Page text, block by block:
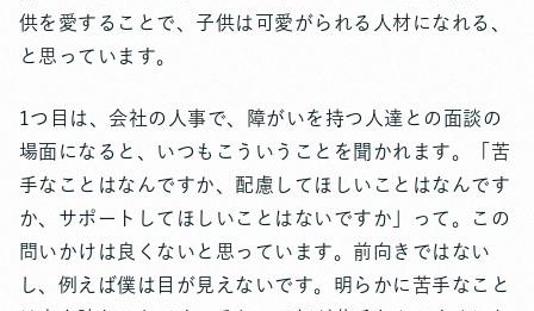
供を愛することで、子供は可愛がられる人材になれる、
と思っています。
1つ目は、会社の人事で、障がいを持つ人達との面談の
場面になると、いつもこういうことを聞かれます。「苦
手なことはなんですか、配慮してほしいことはなんです
か、サポートしてほしいことはないですか」って。この
問いかけは良くないと思っています。前向きではない
し、例えば僕は目が見えないです。明らかに苦手なこと